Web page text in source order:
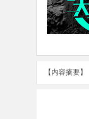
【内容摘要】